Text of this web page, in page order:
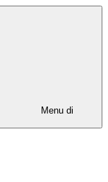
Menu di